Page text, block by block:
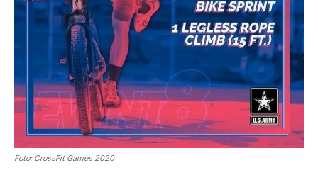
Foto: CrossFit Games 2020